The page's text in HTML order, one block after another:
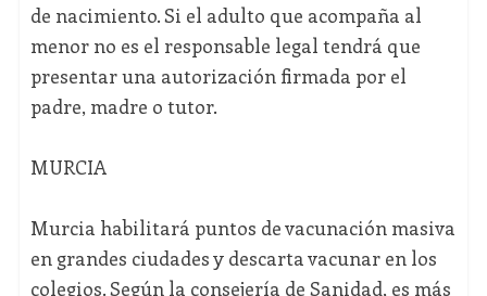
de nacimiento. Si el adulto que acompaña al
menor no es el responsable legal tendrá que
presentar una autorización firmada por el
padre, madre o tutor.
MURCIA
Murcia habilitará puntos de vacunación masiva
en grandes ciudades y descarta vacunar en los
colegios. Según la consejería de Sanidad, es más